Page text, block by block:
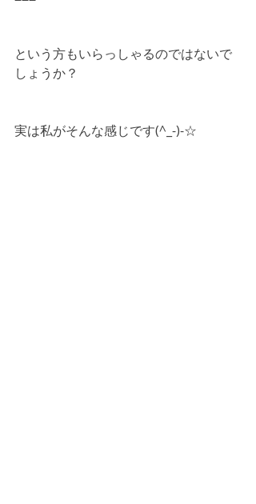
という方もいらっしゃるのではないで
しょうか？
実は私がそんな感じです(^_-)-☆